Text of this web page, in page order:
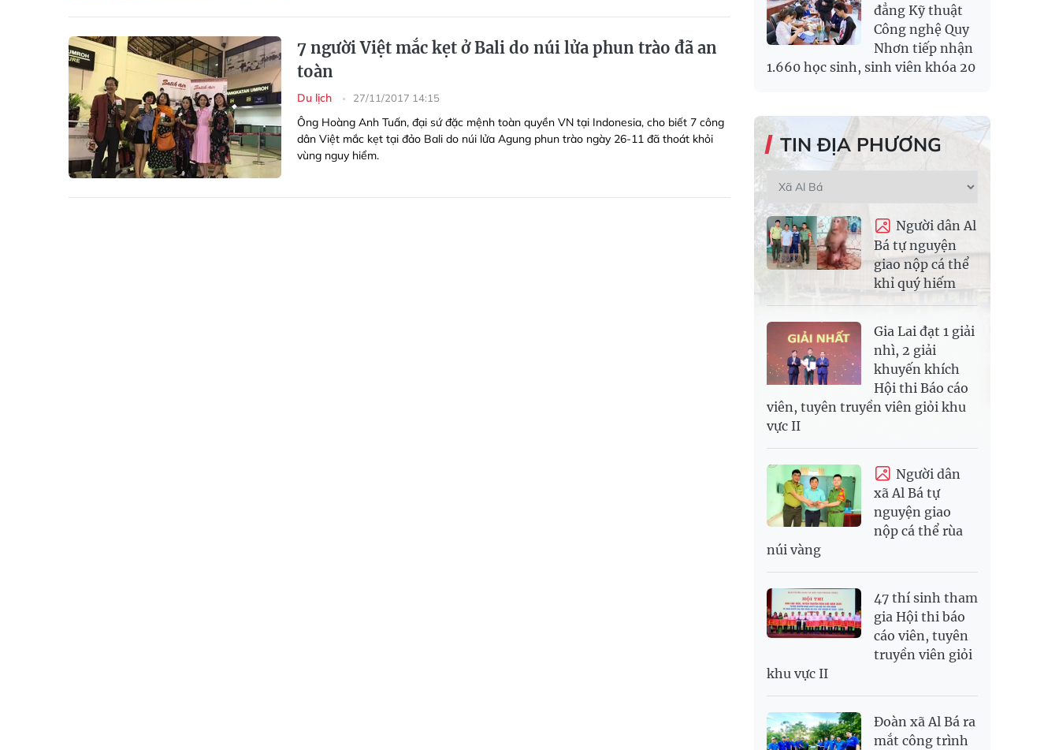
7 người Việt mắc kẹt ở Bali do núi lửa phun trào đã an
toàn
Du lịch 27/11/2017 14:15
Ông Hoàng Anh Tuấn, đại sứ đặc mệnh toàn quyền VN tại Indonesia, cho biết 7 công
dân Việt mắc kẹt tại đảo Bali do núi lửa Agung phun trào ngày 26-11 đã thoát khỏi
vùng nguy hiểm.
đẳng Kỹ thuật
Công nghệ Quy
Nhơn tiếp nhận
1.660 học sinh, sinh viên khóa 20
TIN ĐỊA PHƯƠNG
Người dân Al
Bá tự nguyện
giao nộp cá thể
khỉ quý hiếm
Gia Lai đạt 1 giải
nhì, 2 giải
khuyến khích
Hội thi Báo cáo
viên, tuyên truyền viên giỏi khu
vực II
Người dân
xã Al Bá tự
nguyện giao
nộp cá thể rùa
núi vàng
47 thí sinh tham
gia Hội thi báo
cáo viên, tuyên
truyền viên giỏi
khu vực II
Đoàn xã Al Bá ra
mắt công trình